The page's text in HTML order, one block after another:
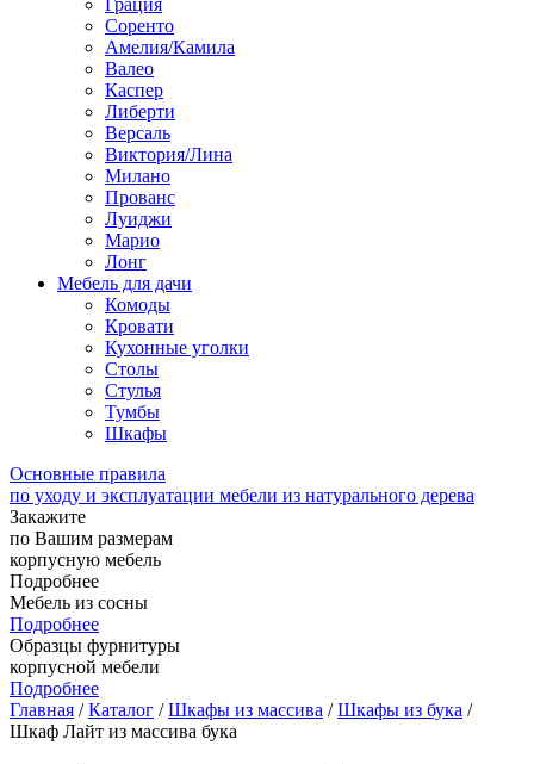
Грация
Соренто
Амелия/Камила
Валео
Каспер
Либерти
Версаль
Виктория/Лина
Милано
Прованс
Луиджи
Марио
Лонг
Мебель для дачи
Комоды
Кровати
Кухонные уголки
Столы
Стулья
Тумбы
Шкафы
Основные правила
по уходу и эксплуатации мебели из натурального дерева
Закажите
по Вашим размерам
корпусную мебель
Подробнее
Мебель из сосны
Подробнее
Образцы фурнитуры
корпусной мебели
Подробнее
Главная /Каталог /Шкафы из массива /Шкафы из бука /
Шкаф Лайт из массива бука